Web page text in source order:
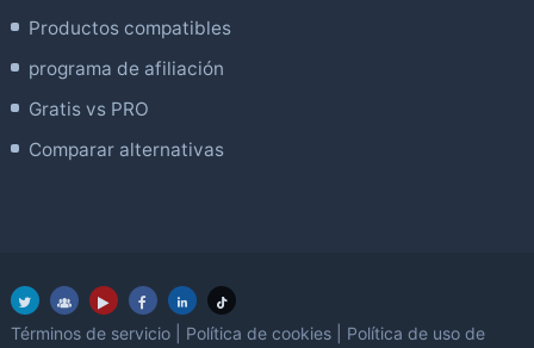
Productos compatibles
programa de afiliación
Gratis vs PRO
Comparar alternativas
Términos de servicio Política de cookies Política de uso de